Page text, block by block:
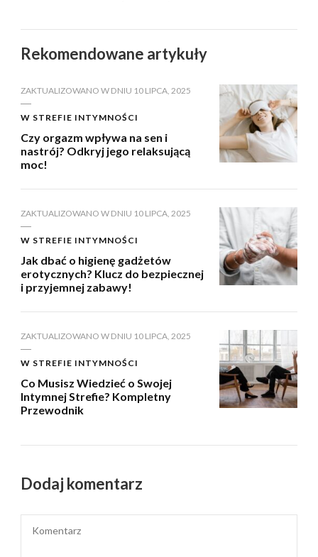
Rekomendowane artykuły
ZAKTUALIZOWANO W DNIU 10 LIPCA, 2025
W STREFIE INTYMNOŚCI
Czy orgazm wpływa na sen i
nastrój? Odkryj jego relaksującą
moc!
ZAKTUALIZOWANO W DNIU 10 LIPCA, 2025
W STREFIE INTYMNOŚCI
Jak dbać o higienę gadżetów
erotycznych? Klucz do bezpiecznej
i przyjemnej zabawy!
ZAKTUALIZOWANO W DNIU 10 LIPCA, 2025
W STREFIE INTYMNOŚCI
Co Musisz Wiedzieć o Swojej
Intymnej Strefie? Kompletny
Przewodnik
Dodaj komentarz